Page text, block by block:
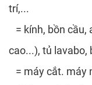
trí,...
= kính, bồn cầu,
cao...), tủ lavabo,
= máy cắt. máy